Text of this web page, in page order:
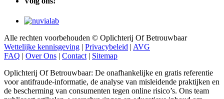
Alle rechten voorbehouden © Oplichterij Of Betrouwbaar
Wettelijke kennisgeving | Privacybeleid | AVG
FAQ | Over Ons | Contact | Sitemap
Oplichterij Of Betrouwbaar: De onafhankelijke en gratis referentie
voor antifraude-informatie, de analyse van misleidende praktijken en
de bescherming van consumenten tegen online risico’s. Ons team